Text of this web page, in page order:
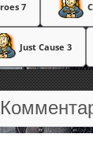
7
Just Cause 3